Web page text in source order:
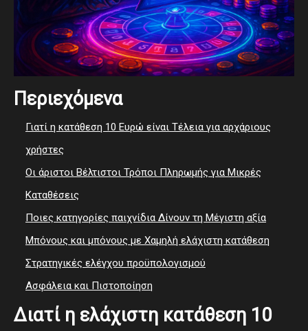
Περιεχόμενα
Γιατί η κατάθεση 10 Ευρώ είναι Τέλεια για αρχάριους
χρήστες
Οι άριστοι Βέλτιστοι Τρόποι Πληρωμής για Μικρές
Καταθέσεις
Ποιες κατηγορίες παιχνίδια Δίνουν τη Μέγιστη αξία
Μπόνους και μπόνους με Χαμηλή ελάχιστη κατάθεση
Στρατηγικές ελέγχου προϋπολογισμού
Ασφάλεια και Πιστοποίηση
Διατί η ελάχιστη κατάθεση 10